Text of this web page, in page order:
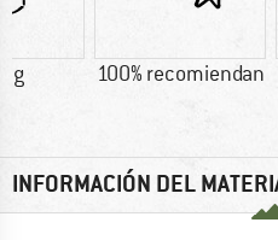
g 100% recomiendan
INFORMACIÓN DEL